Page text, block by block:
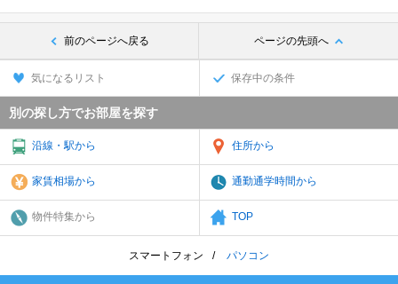
前のページへ戻る ページの先頭へ
気になるリスト 保存中の条件
別の探し方でお部屋を探す
沿線・駅から 住所から
家賃相場から 通勤通学時間から
物件特集から TOP
スマートフォン パソコン